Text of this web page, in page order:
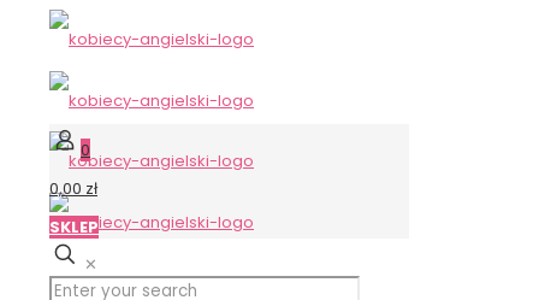
0
0,00 zł
SKLEP
✕